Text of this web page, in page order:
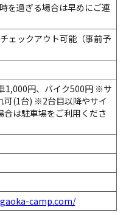
過ぎる場合は早めにご連
ェックアウト可能（事前予
円、バイク500円 ※サ
可(1台) ※2台目以降やサイ
合は駐車場をご利用くださ
camp.com/